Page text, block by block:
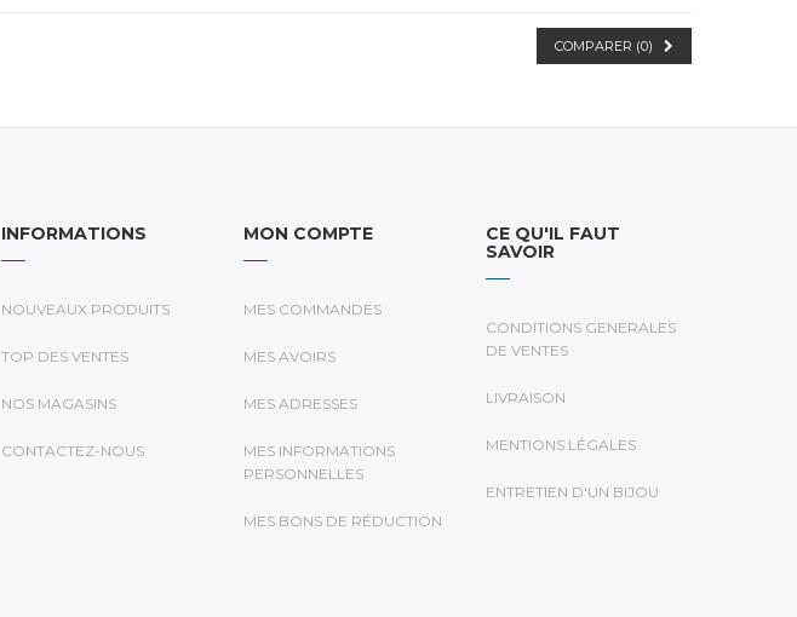
COMPARER (0)
INFORMATIONS
NOUVEAUX PRODUITS
TOP DES VENTES
NOS MAGASINS
CONTACTEZ-NOUS
MON COMPTE
MES COMMANDES
MES AVOIRS
MES ADRESSES
MES INFORMATIONS
PERSONNELLES
MES BONS DE RÉDUCTION
CE QU'IL FAUT
SAVOIR
CONDITIONS GENERALES
DE VENTES
LIVRAISON
MENTIONS LÉGALES
ENTRETIEN D'UN BIJOU